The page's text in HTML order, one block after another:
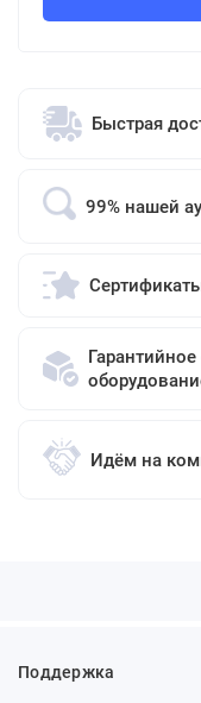
Быстрая
99% нашей
Идём на
Поддержка